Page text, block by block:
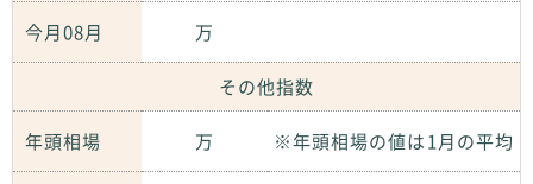
今月08月 万
その他指数
年頭相場 万 ※年頭相場の値は1月の平均